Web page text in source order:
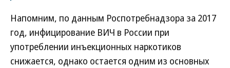
Напомним, по данным Роспотребнадзора за 2017
год, инфицирование ВИЧ в России при
употреблении инъекционных наркотиков
снижается, однако остается одним из основных